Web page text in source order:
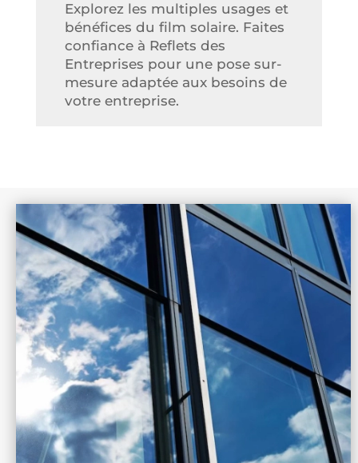
Explorez les multiples usages et
bénéfices du film solaire. Faites
confiance à Reflets des
Entreprises pour une pose sur-
mesure adaptée aux besoins de
votre entreprise.